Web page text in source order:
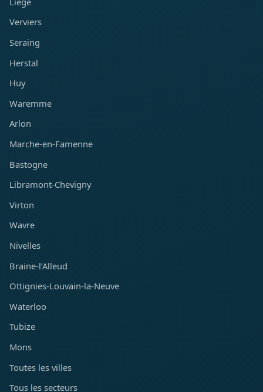
Verviers
Seraing
Herstal
Huy
Waremme
Arlon
Marche-en-Famenne
Bastogne
Libramont-Chevigny
Virton
Wavre
Nivelles
Braine-l’Alleud
Ottignies-Louvain-la-Neuve
Waterloo
Tubize
Mons
Toutes les villes
Tous les secteurs